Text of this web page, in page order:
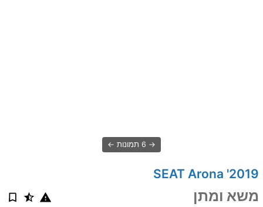
6 תמונות
2019' SEAT Arona
משא ומתן